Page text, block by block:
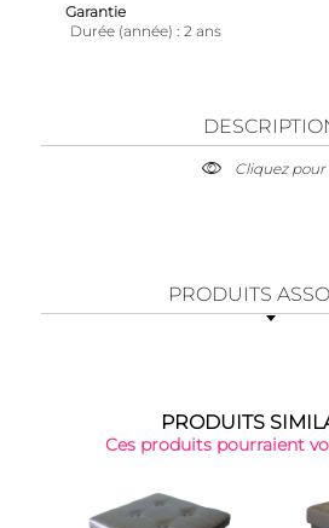
Garantie
Durée (année)
2 ans
Cliquez pour
PRODUITS
PRODUITS
Ces produits pourraient